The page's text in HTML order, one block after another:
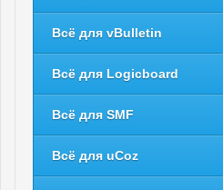
Всё для vBulletin
Всё для Logicboard
Всё для SMF
Всё для uCoz